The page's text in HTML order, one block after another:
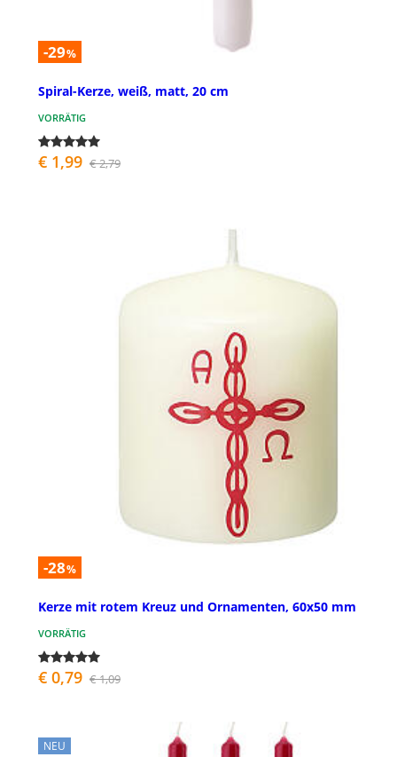
-29%
Spiral-Kerze, weiß, matt, 20 cm
VORRÄTIG
€ 1,99 € 2,79
-28%
Kerze mit rotem Kreuz und Ornamenten, 60x50 mm
VORRÄTIG
€ 0,79 € 1,09
NEU